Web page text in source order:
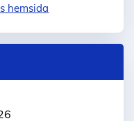
hemsida